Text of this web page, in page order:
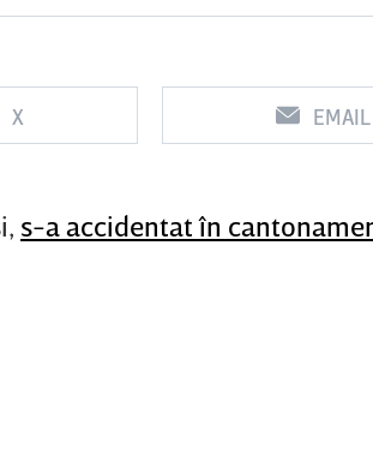
X EMAIL
s-a accidentat în
UTA Arad
0
Vs
Rapid
0